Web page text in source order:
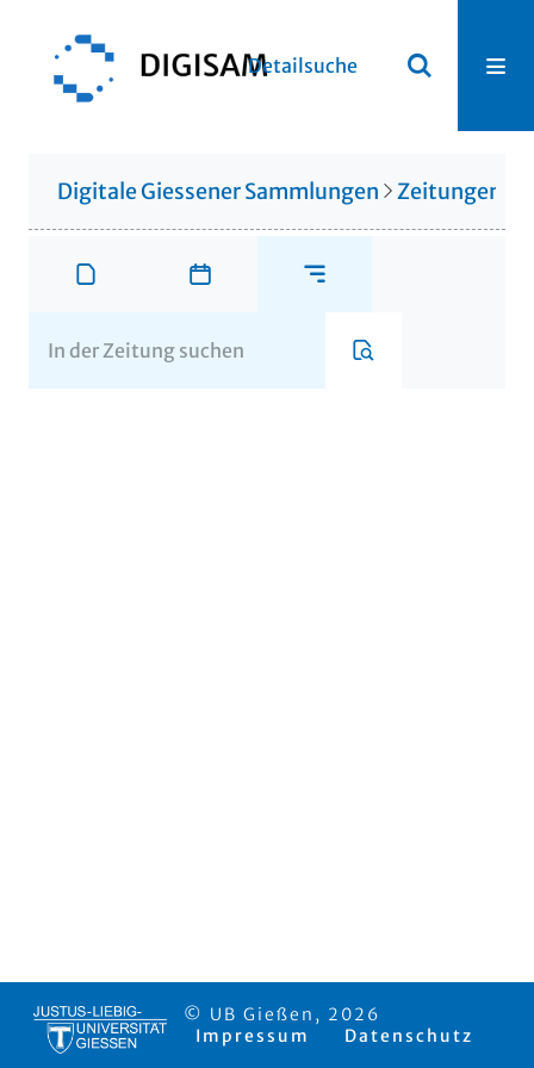
Detailsuche
Digitale Giessener Sammlungen Zeitungen
© UB Gießen, 2026
Impressum
Datenschutz